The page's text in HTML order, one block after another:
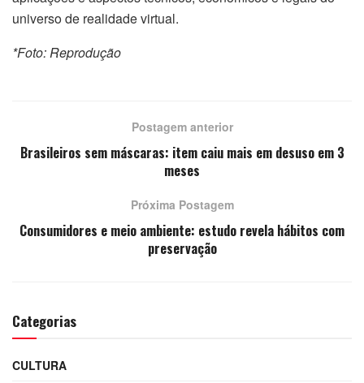
universo de realidade virtual.
*Foto: Reprodução
Postagem anterior
Brasileiros sem máscaras: item caiu mais em desuso em 3
meses
Próxima Postagem
Consumidores e meio ambiente: estudo revela hábitos com
preservação
Categorias
CULTURA